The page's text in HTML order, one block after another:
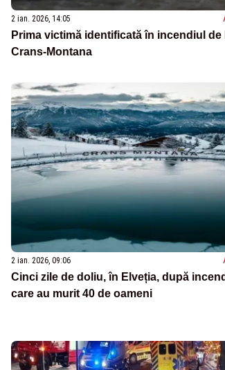
2 ian. 2026, 14:05
Prima victimă identificată în incendiul de
Crans-Montana
2 ian. 2026, 09:06
Cinci zile de doliu, în Elveția, după
care au murit 40 de oameni